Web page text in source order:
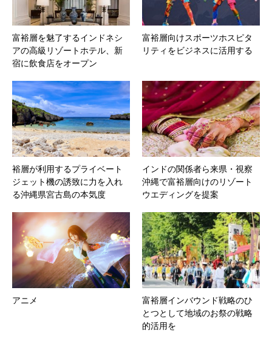
富裕層を魅了するインドネシ
アの高級リゾートホテル、新
宿に飲食店をオープン
富裕層向けスポーツホスピタ
リティをビジネスに活用する
裕層が利用するプライベート
ジェット機の誘致に力を入れ
る沖縄県宮古島の本気度
インドの関係者ら来県・視察
沖縄で富裕層向けのリゾート
ウエディングを提案
アニメ
富裕層インバウンド戦略のひ
とつとして地域のお祭の戦略
的活用を